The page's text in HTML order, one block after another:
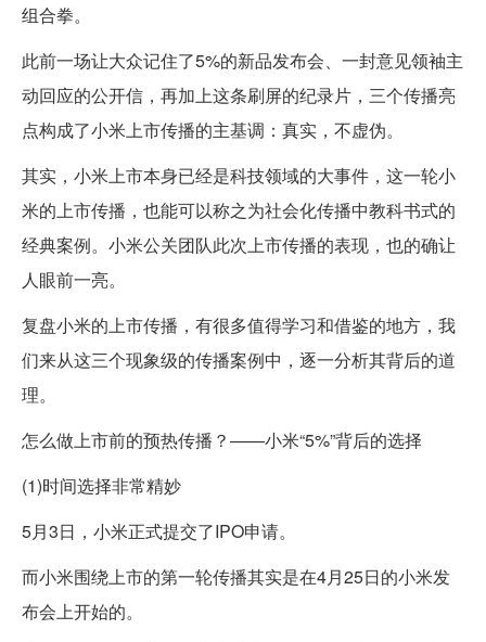
组合拳。
此前一场让大众记住了5%的新品发布会、一封意见领袖主
动回应的公开信，再加上这条刷屏的纪录片，三个传播亮
点构成了小米上市传播的主基调：真实，不虚伪。
其实，小米上市本身已经是科技领域的大事件，这一轮小
米的上市传播，也能可以称之为社会化传播中教科书式的
经典案例。小米公关团队此次上市传播的表现，也的确让
人眼前一亮。
复盘小米的上市传播，有很多值得学习和借鉴的地方，我
们来从这三个现象级的传播案例中，逐一分析其背后的道
理。
怎么做上市前的预热传播？——小米“5%”背后的选择
(1)时间选择非常精妙
5月3日，小米正式提交了IPO申请。
而小米围绕上市的第一轮传播其实是在4月25日的小米发
布会上开始的。